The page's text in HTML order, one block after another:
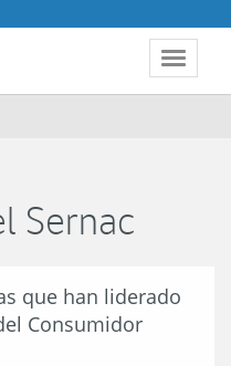
Toggle
Sernac
que han liderado
Consumidor